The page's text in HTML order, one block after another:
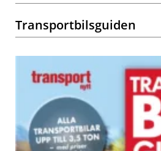
Transportbilsguiden